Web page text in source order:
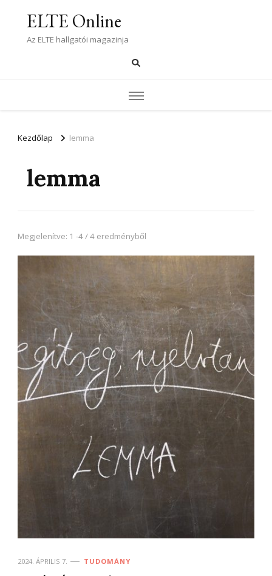
ELTE Online
Az ELTE hallgatói magazinja
Kezdőlap lemma
lemma
Megjelenítve: 1 -4 / 4 eredményből
2024. ÁPRILIS 7. TUDOMÁNY